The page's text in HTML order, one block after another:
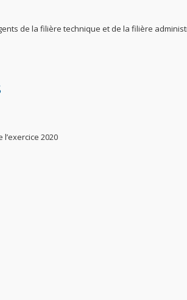
de la filière technique et de la filière
2020